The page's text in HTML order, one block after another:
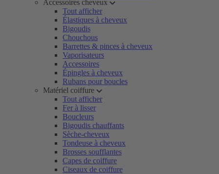
Accessoires cheveux
Tout afficher
Élastiques à cheveux
Bigoudis
Chouchous
Barrettes & pinces à cheveux
Vaporisateurs
Accessoires
Épingles à cheveux
Rubans pour boucles
Matériel coiffure
Tout afficher
Fer à lisser
Boucleurs
Bigoudis chauffants
Sèche-cheveux
Tondeuse à cheveux
Brosses soufflantes
Capes de coiffure
Ciseaux de coiffure